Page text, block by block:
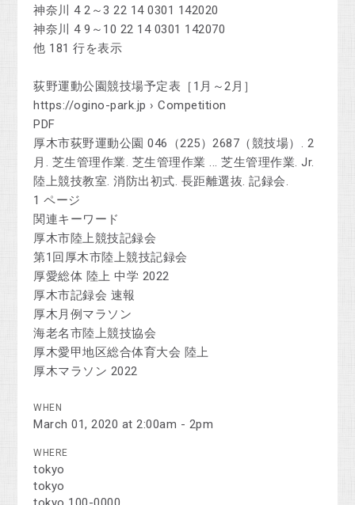
神奈川 4 2～3 22 14 0301 142020
神奈川 4 9～10 22 14 0301 142070
他 181 行を表示
荻野運動公園競技場予定表［1月～2月］
https://ogino-park.jp › Competition
PDF
厚木市荻野運動公園 046（225）2687（競技場）. 2
月. 芝生管理作業. 芝生管理作業 ... 芝生管理作業. Jr.
陸上競技教室. 消防出初式. 長距離選抜. 記録会.
1 ページ
関連キーワード
厚木市陸上競技記録会
第1回厚木市陸上競技記録会
厚愛総体 陸上 中学 2022
厚木市記録会 速報
厚木月例マラソン
海老名市陸上競技協会
厚木愛甲地区総合体育大会 陸上
厚木マラソン 2022
WHEN
March 01, 2020 at 2:00am - 2pm
WHERE
tokyo
tokyo